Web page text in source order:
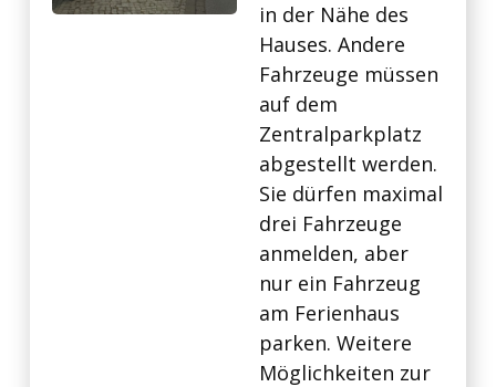
in der Nähe des
Hauses. Andere
Fahrzeuge müssen
auf dem
Zentralparkplatz
abgestellt werden.
Sie dürfen maximal
drei Fahrzeuge
anmelden, aber
nur ein Fahrzeug
am Ferienhaus
parken. Weitere
Möglichkeiten zur